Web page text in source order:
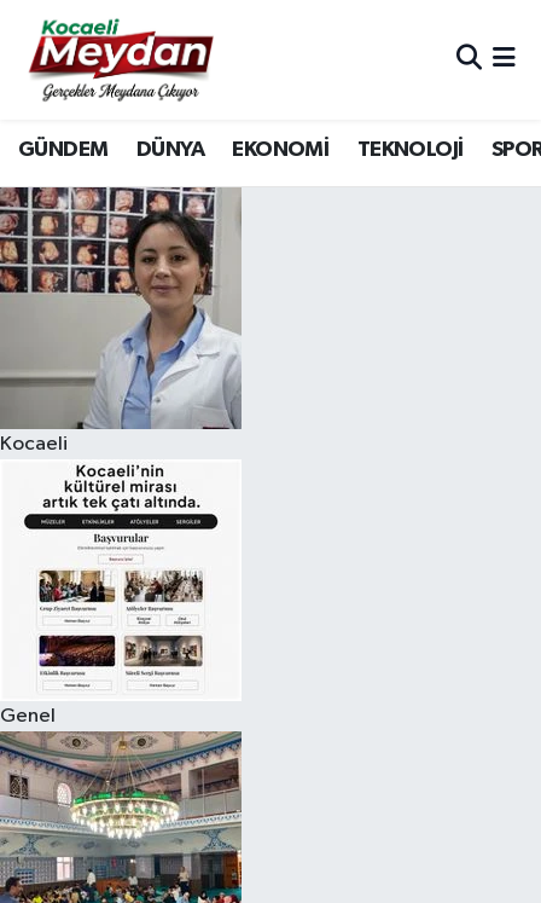
GÜNDEM DÜNYA EKONOMİ TEKNOLOJİ
Kocaeli
Genel
Nöbetçi Eczaneler
Hava Durumu
Trafik Durumu
Süper Lig Puan Durumu ve Fikstür
Tüm Manşetler
Son Dakika Haberleri
Haber Arşivi